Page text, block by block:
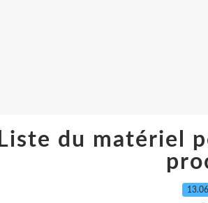
Liste du matériel